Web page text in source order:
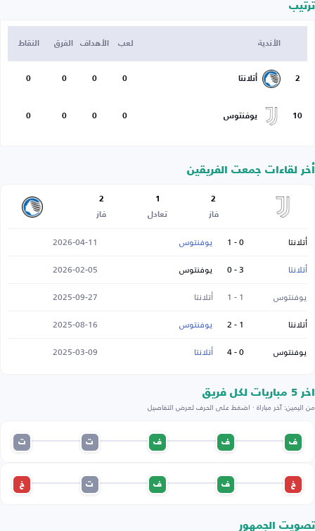
ترتيب
الأندية لعب الأهداف الفرق النقاط
2 أتلانتا 0
0
0
0
10 يوفنتوس 0
0
0
0
أخر لقاءات جمعت الفريقين
2
فاز
1
تعادل
2
فاز
أتلانتا 0 - 1 يوفنتوس
2026-04-11
أتلانتا
3 - 0 يوفنتوس
2026-02-05
يوفنتوس
1 - 1 أتلانتا
2025-09-27
أتلانتا
1 - 2 يوفنتوس
2025-08-16
يوفنتوس
0 - 4 أتلانتا 2025-03-09
اخر 5 مباريات لكل فريق
من اليمين: آخر مباراة · اضغط على الحرف لعرض التفاصيل
ف ف ف ت ت
خ ف ف ت خ
تصويت الجمهور